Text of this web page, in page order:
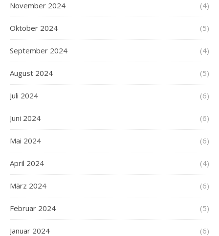
November 2024 (4)
Oktober 2024 (5)
September 2024 (4)
August 2024 (5)
Juli 2024 (6)
Juni 2024 (6)
Mai 2024 (6)
April 2024 (4)
März 2024 (6)
Februar 2024 (5)
Januar 2024 (6)